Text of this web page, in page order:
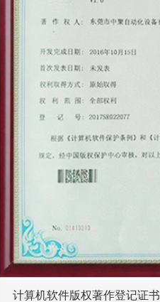
计算机软件版权著作登记证书